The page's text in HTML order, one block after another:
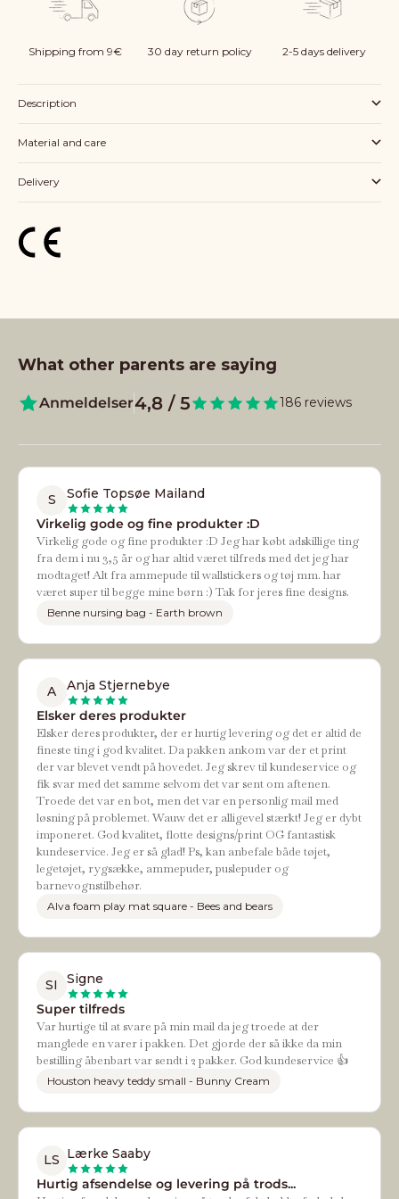
Shipping from 9€ 30 day return policy 2-5 days delivery
Description
Material and care
Delivery
What other parents are saying
Anmeldelser4,8 / 5 186 reviews
S
Sofie Topsøe Mailand
Virkelig gode og fine produkter :D
Virkelig gode og fine produkter :D Jeg har købt adskillige ting
fra dem i nu 3,5 år og har altid været tilfreds med det jeg har
modtaget! Alt fra ammepude til wallstickers og tøj mm. har
været super til begge mine børn :) Tak for jeres fine designs.
Benne nursing bag - Earth brown
A
Anja Stjernebye
Elsker deres produkter
Elsker deres produkter, der er hurtig levering og det er altid de
fineste ting i god kvalitet. Da pakken ankom var der et print
der var blevet vendt på hovedet. Jeg skrev til kundeservice og
fik svar med det samme selvom det var sent om aftenen.
Troede det var en bot, men det var en personlig mail med
løsning på problemet. Wauw det er alligevel stærkt! Jeg er dybt
imponeret. God kvalitet, flotte designs/print OG fantastisk
kundeservice. Jeg er så glad! Ps, kan anbefale både tøjet,
legetøjet, rygsække, ammepuder, puslepuder og
barnevognstilbehør.
Alva foam play mat square - Bees and bears
SI
Signe
Super tilfreds
Var hurtige til at svare på min mail da jeg troede at der
manglede en varer i pakken. Det gjorde der så ikke da min
bestilling åbenbart var sendt i 2 pakker. God kundeservice 👍
Houston heavy teddy small - Bunny Cream
LS Lærke Saaby
Hurtig afsendelse og levering på trods...